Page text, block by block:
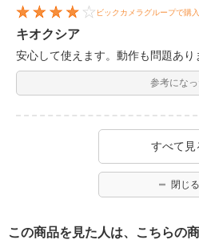
ビックカメラグループで購入
キオクシア
安心して使えます。動作も問題あり
参考にな
すべて見
閉じる
この商品を見た人は、こちらの